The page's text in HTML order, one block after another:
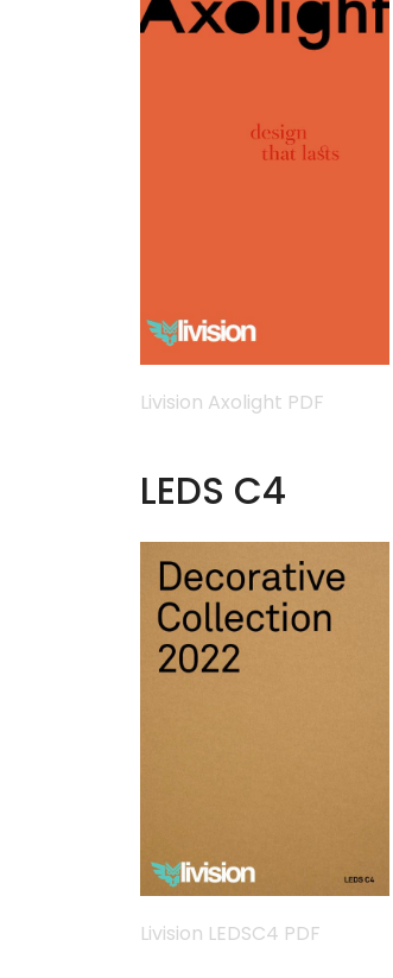
Livision Axolight PDF
LEDS C4
Livision LEDSC4 PDF